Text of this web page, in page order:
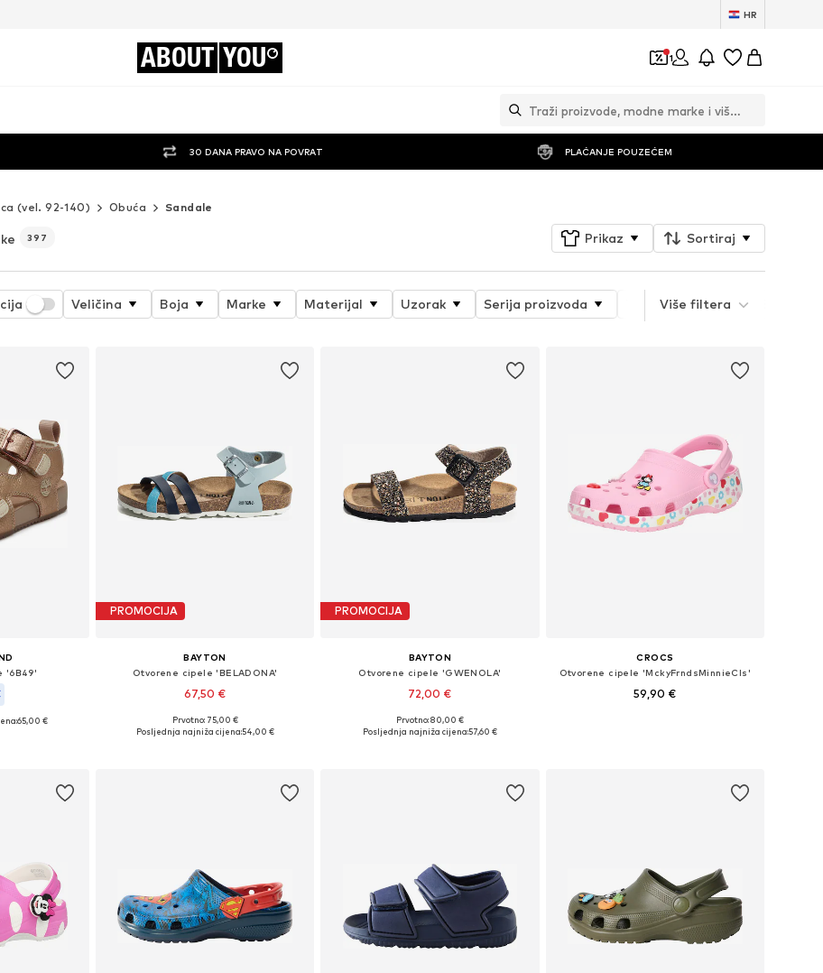
HR
ABOUT YOU 1
30 DANA PRAVO NA POVRAT PLAĆANJE POUZEĆEM
(vel. 92-140) Obuća Sandale
397 Prikaz Sortiraj
Veličina Boja Marke Materijal Uzorak Serija proizvoda Tematski svijet
Više filtera
'6B49'
65,00 €
PROMOCIJA
BAYTON
Otvorene cipele 'BELADONA'
67,50 €
Dostupno u više veličina
Prvotno: 75,00 €
Posljednja najniža cijena:54,00 €
PROMOCIJA
BAYTON
Otvorene cipele 'GWENOLA'
72,00 €
Dostupno u više veličina
Prvotno: 80,00 €
Posljednja najniža cijena:57,60 €
CROCS
Otvorene cipele 'MckyFrndsMinnieCls'
59,90 €